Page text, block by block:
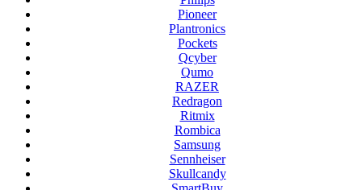
Pioneer
Plantronics
Pockets
Qcyber
Qumo
RAZER
Redragon
Ritmix
Rombica
Samsung
Sennheiser
Skullcandy